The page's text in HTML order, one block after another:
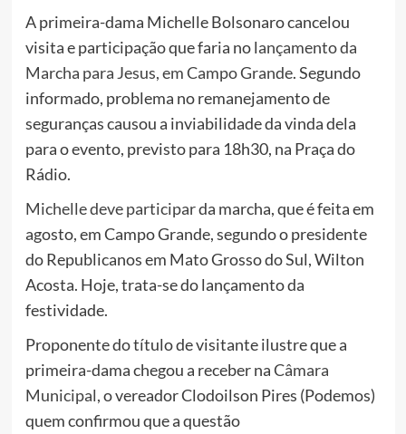
A primeira-dama Michelle Bolsonaro cancelou
visita e participação que faria no lançamento da
Marcha para Jesus, em Campo Grande. Segundo
informado, problema no remanejamento de
seguranças causou a inviabilidade da vinda dela
para o evento, previsto para 18h30, na Praça do
Rádio.
Michelle deve participarda marcha, que é feita em
agosto, em Campo Grande, segundo o presidente
do Republicanos em Mato Grosso do Sul, Wilton
Acosta. Hoje, trata-se do lançamento da
festividade.
Proponente do título de visitante ilustre que a
primeira-dama chegou a receber naCâmara
Municipal, o vereador Clodoilson Pires (Podemos)
quem confirmou que a questão